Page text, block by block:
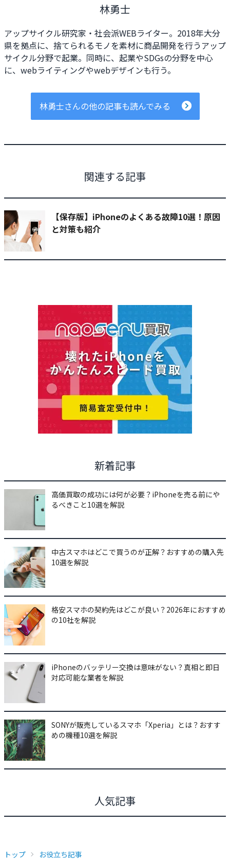
林勇士
アップサイクル研究家・社会派WEBライター。2018年大分
県を拠点に、捨てられるモノを素材に商品開発を行うアップ
サイクル分野で起業。同時に、起業やSDGsの分野を中心
に、webライティングやwebデザインも行う。
林勇士さんの他の記事も読んでみる
関連する記事
【保存版】iPhoneのよくある故障10選！原因
と対策も紹介
新着記事
高価買取の成功には何が必要？iPhoneを売る前にや
るべきこと10選を解説
中古スマホはどこで買うのが正解？おすすめの購入先
10選を解説
格安スマホの契約先はどこが良い？2026年におすすめ
の10社を解説
iPhoneのバッテリー交換は意味がない？真相と即日
対応可能な業者を解説
SONYが販売しているスマホ「Xperia」とは？おすす
めの機種10選を解説
人気記事
トップ
お役立ち記事